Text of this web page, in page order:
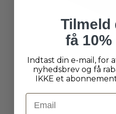
Tilmeld
få
Indtast din e-mail, for
nyhedsbrev og få
IKKE et
Email